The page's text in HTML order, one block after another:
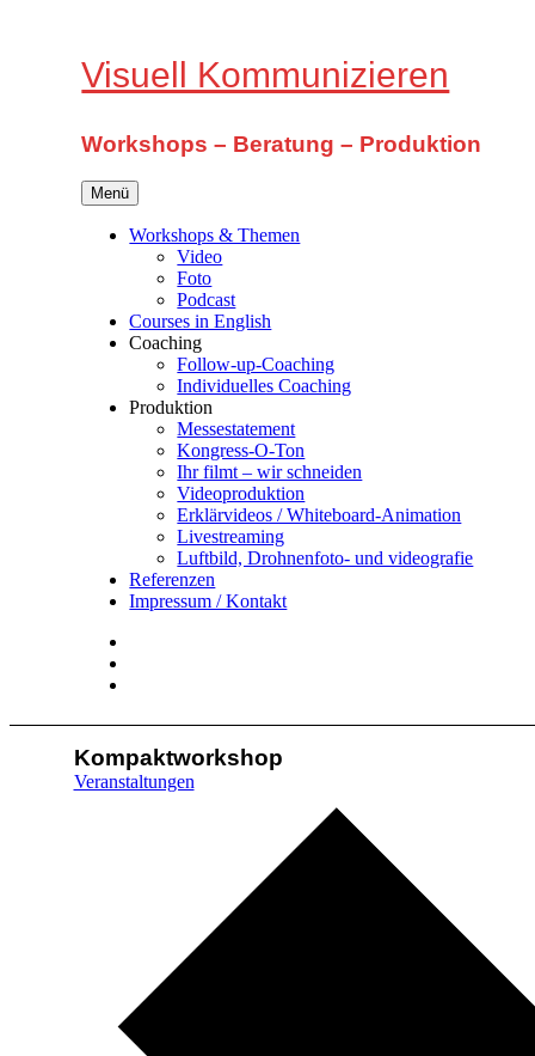
Visuell Kommunizieren
Workshops – Beratung – Produktion
Menü
Workshops & Themen
Video
Foto
Podcast
Courses in English
Coaching
Follow-up-Coaching
Individuelles Coaching
Produktion
Messestatement
Kongress-O-Ton
Ihr filmt – wir schneiden
Videoproduktion
Erklärvideos / Whiteboard-Animation
Livestreaming
Luftbild, Drohnenfoto- und videografie
Referenzen
Impressum / Kontakt
Kompaktworkshop
Veranstaltungen